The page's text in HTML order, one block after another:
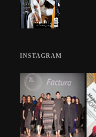
INSTAGRAM